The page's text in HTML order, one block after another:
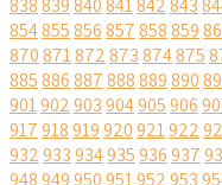
838839840841842843
854855856857858859
870871872873874875
885886887888889890
901902903904905906
917918919920921922
932933934935936937